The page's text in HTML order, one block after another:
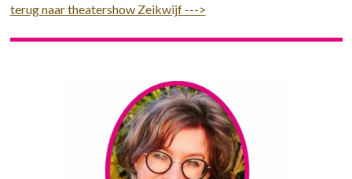
terug naar theatershow Zeikwijf --->